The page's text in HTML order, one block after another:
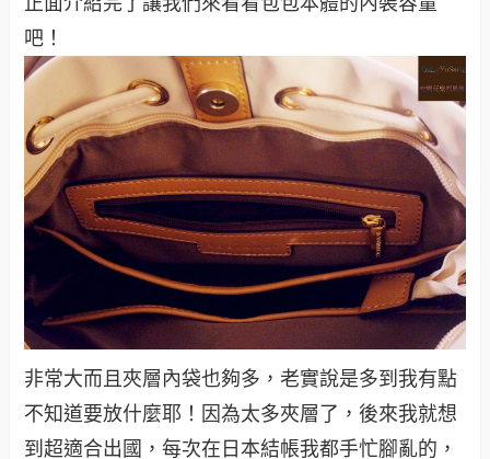
吧！
非常大而且夾層內袋也夠多，老實說是多到我有點
不知道要放什麼耶！因為太多夾層了，後來我就想
到超適合出國，每次在日本結帳我都手忙腳亂的，